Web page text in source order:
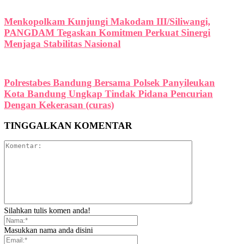
Menkopolkam Kunjungi Makodam III/Siliwangi,
PANGDAM Tegaskan Komitmen Perkuat Sinergi
Menjaga Stabilitas Nasional
Polrestabes Bandung Bersama Polsek Panyileukan
Kota Bandung Ungkap Tindak Pidana Pencurian
Dengan Kekerasan (curas)
TINGGALKAN KOMENTAR
Silahkan tulis komen anda!
Masukkan nama anda disini